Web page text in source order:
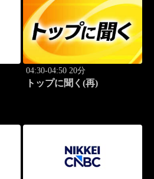
04:30-04:50 20分
トップに聞く(再)